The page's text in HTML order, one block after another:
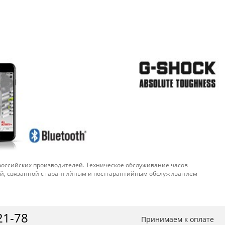
производителей. Техническое обслуживание часов
связанной с гарантийным и постгарантийным обслуживанием
78 Принимаем к оплате